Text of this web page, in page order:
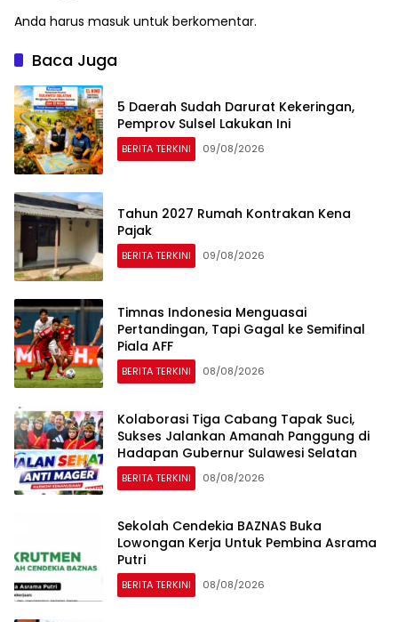
Anda harus masuk untuk berkomentar.
Baca Juga
5 Daerah Sudah Darurat Kekeringan,
Pemprov Sulsel Lakukan Ini
BERITA TERKINI 09/08/2026
Tahun 2027 Rumah Kontrakan Kena
Pajak
BERITA TERKINI 09/08/2026
Timnas Indonesia Menguasai
Pertandingan, Tapi Gagal ke Semifinal
Piala AFF
BERITA TERKINI 08/08/2026
Kolaborasi Tiga Cabang Tapak Suci,
Sukses Jalankan Amanah Panggung di
Hadapan Gubernur Sulawesi Selatan
BERITA TERKINI 08/08/2026
Sekolah Cendekia BAZNAS Buka
Lowongan Kerja Untuk Pembina Asrama
Putri
BERITA TERKINI 08/08/2026